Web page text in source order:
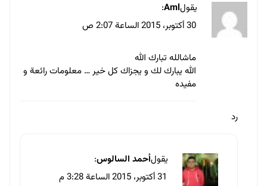
يقولAml
:
30 أكتوبر، 2015 الساعة 2:07 ص
ماشالله تبارك الله
الله يبارك لك و يجزاك كل خير … معلومات رائعة و
مفيده
رد
يقولأحمد السالوس:
31 أكتوبر، 2015 الساعة 3:28 م